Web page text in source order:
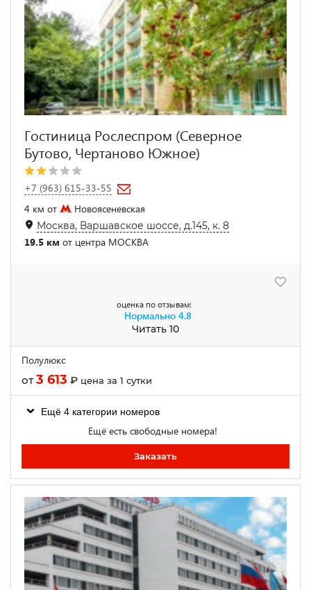
Гостиница Рослеспром (Северное
Бутово, Чертаново Южное)
+7 (963) 615-33-55
4 км от
Новоясеневская
Москва, Варшавское шоссе, д.145, к. 8
19.5 км от центра МОСКВА
оценка по отзывам:
Нормально 4.8
Читать 10
Полулюкс
от3 613 ₽ цена за 1 сутки
Ещё 4 категории номеров
Ещё есть свободные номера!
Заказать